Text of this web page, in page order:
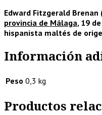
Edward Fitzgerald Brenan
provincia de Málaga, 19
hispanista maltés de
Información
Peso 0,3 kg
Productos